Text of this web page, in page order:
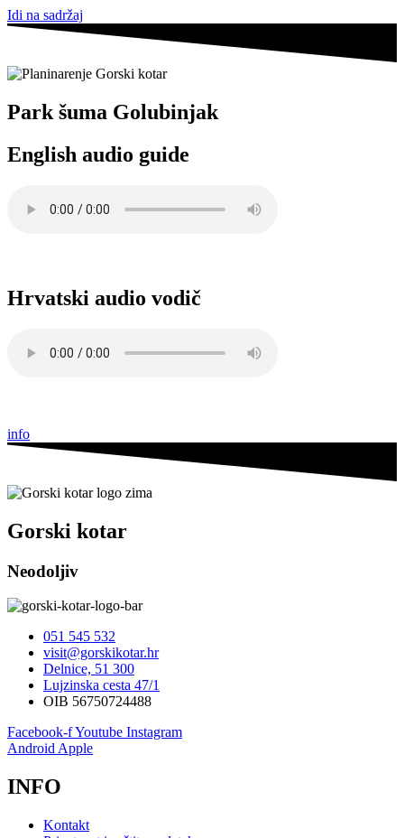
Idi na sadržaj
Park šuma Golubinjak
English audio guide
Hrvatski audio vodič
info
Gorski kotar
Neodoljiv
051 545 532
visit@gorskikotar.hr
Delnice, 51 300
Lujzinska cesta 47/1
OIB 56750724488
Facebook-fYoutube Instagram
AndroidApple
INFO
Kontakt